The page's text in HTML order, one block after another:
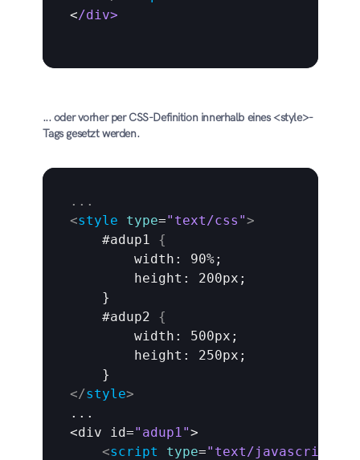
</div>
... oder vorher per CSS-Definition innerhalb eines <style>-
Tags gesetzt werden.
...
<style type="text/css">
    #adup1
{
width : 90%;
        height: 200px;
    }
    #adup2
{
width : 500px;
        height: 250px;
</style>
...
<div id="adup1">
<script type="text/javascript"